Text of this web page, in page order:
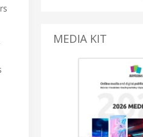
MEDIA KIT